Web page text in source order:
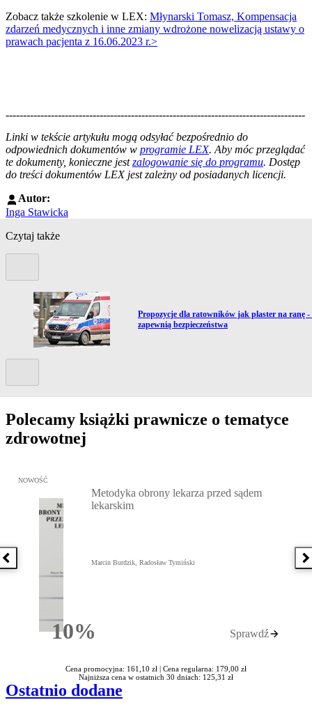
Zobacz także szkolenie w LEX: Młynarski Tomasz, Kompensacja
zdarzeń medycznych i inne zmiany wdrożone nowelizacją ustawy o
prawach pacjenta z 16.06.2023 r.>
--------------------------------------------------------------------------------------
Linki w tekście artykułu mogą odsyłać bezpośrednio do
odpowiednich dokumentów w programie LEX. Aby móc przeglądać
te dokumenty, konieczne jestzalogowanie się do programu. Dostęp
do treści dokumentów LEX jest zależny od posiadanych licencji.
Autor:
Inga Stawicka
Czytaj także
Przejdź do artykułu:
Propozycje dla ratowników jak plaster na ranę -
zapewnią bezpieczeństwa
Polecamy książki prawnicze o tematyce
zdrowotnej
Poprzednia książka
Przejdź do: Metodyka obrony lekarza przed sądem lekarskim,
NOWOŚĆ
10%Rabatu
Metodyka obrony lekarza przed sądem
lekarskim
Marcin Burdzik, Radosław Tymiński
Sprawdź
Cena promocyjna: 161,10 zł | Cena regularna: 179,00 zł
Najniższa cena w ostatnich 30 dniach: 125,31 zł
Ostatnio dodane